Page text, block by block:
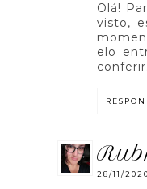
Olá!
visto,
elo
conferir.
28/11/